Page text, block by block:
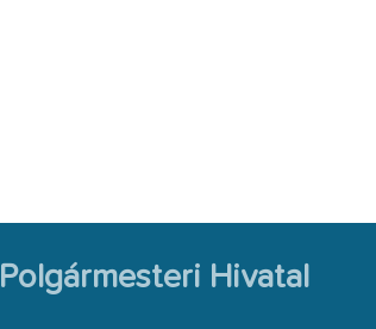
Polgármesteri Hivatal